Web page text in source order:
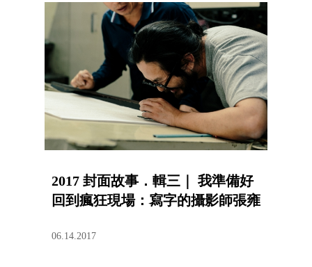
2017 封面故事．輯三｜ 我準備好
回到瘋狂現場：寫字的攝影師張雍
06.14.2017